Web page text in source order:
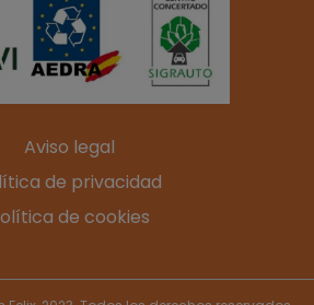
Aviso legal
de privacidad
de cookies